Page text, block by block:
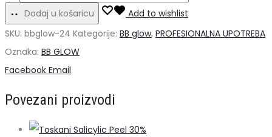
Drawing
BB
Sand
Dodaj u košaricu
Add to wishlist
SKU: bbglow-24 Kategorije: BB glow, PROFESIONALNA UPOTREBA
Oznaka: BB GLOW
Share
Facebook Email
Povezani proizvodi